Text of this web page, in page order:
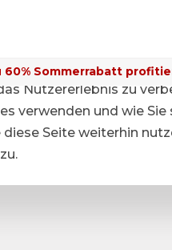
60% Sommerrabatt
Nutzererlebnis zu
verwenden und wie Sie
diese Seite weiterhin